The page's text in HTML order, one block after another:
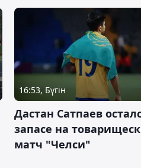
16:53, Бүгін
Дастан Сатпаев
запасе на
матч "Челси"